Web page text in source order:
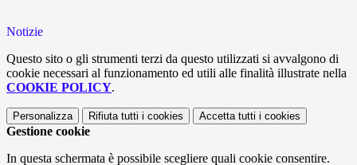
Notizie
Questo sito o gli strumenti terzi da questo utilizzati si avvalgono di
cookie necessari al funzionamento ed utili alle finalità illustrate nella
COOKIE POLICY.
Personalizza Rifiuta tutti i cookies Accetta tutti i cookies
Gestione cookie
In questa schermata è possibile scegliere quali cookie consentire.